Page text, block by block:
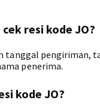
resi kode JO?
tanggal pengiriman,
penerima.
kode JO?